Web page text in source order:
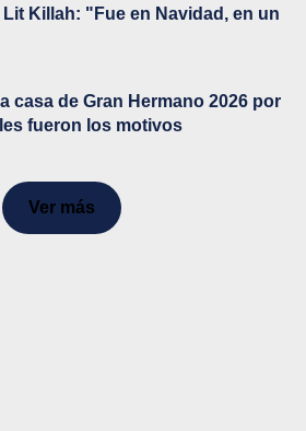
Killah: "Fue en Navidad, en un
casa de Gran Hermano 2026 por
fueron los motivos
Ver más